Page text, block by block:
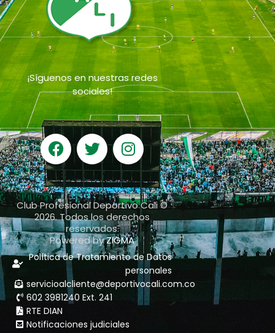
¡Síguenos en nuestras redes
sociales!
Club Profesional Deportivo Cali ©
2026. Todos los derechos
reservados.
Powered byZIGMA
Política de Tratamiento de Datos
personales
servicioalcliente@deportivocali.com.co
602 3981240 Ext. 241
RTE DIAN
Notificaciones judiciales